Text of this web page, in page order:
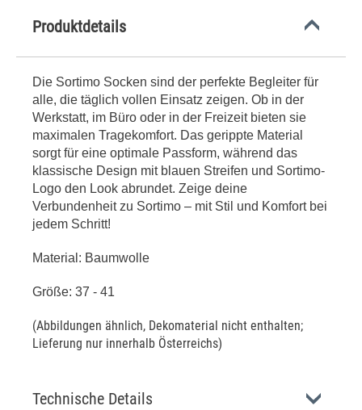
Produktdetails
Die Sortimo Socken sind der perfekte Begleiter für
alle, die täglich vollen Einsatz zeigen. Ob in der
Werkstatt, im Büro oder in der Freizeit bieten sie
maximalen Tragekomfort. Das gerippte Material
sorgt für eine optimale Passform, während das
klassische Design mit blauen Streifen und Sortimo-
Logo den Look abrundet. Zeige deine
Verbundenheit zu Sortimo – mit Stil und Komfort bei
jedem Schritt!
Material: Baumwolle
Größe: 37 - 41
(Abbildungen ähnlich, Dekomaterial nicht enthalten;
Lieferung nur innerhalb Österreichs)
Technische Details